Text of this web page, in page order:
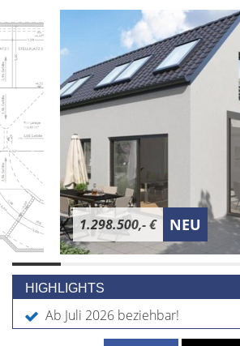
1.298.500,- € NEU
HIGHLIGHTS
Ab Juli 2026 beziehbar!